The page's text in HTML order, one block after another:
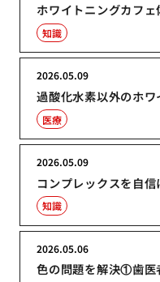
ホワイトニングカフ
知識
過酸化水素以外のホ
2026.05.09
医療
コンプレックスを自信
2026.05.09
知識
色の問題を解決①歯医
2026.05.06